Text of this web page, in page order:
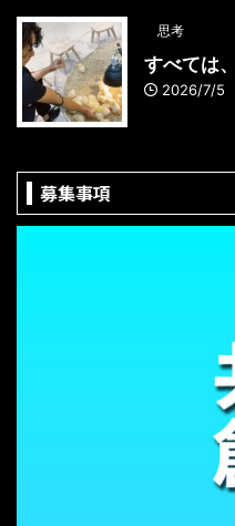
思考
すべては
2026/7/5
募集事項